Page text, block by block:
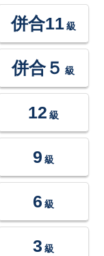
併合11 級
併合５ 級
12 級
9 級
6 級
3 級